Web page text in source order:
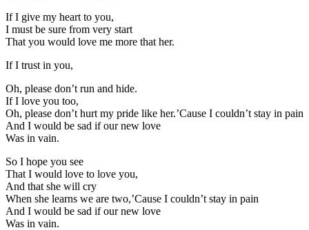
If I give my heart to you,
I must be sure from very start
That you would love me more that her.
If I trust in you,
Oh, please don’t run and hide.
If I love you too,
Oh, please don’t hurt my pride like her.’Cause I couldn’t stay in pain
And I would be sad if our new love
Was in vain.
So I hope you see
That I would love to love you,
And that she will cry
When she learns we are two,’Cause I couldn’t stay in pain
And I would be sad if our new love
Was in vain.